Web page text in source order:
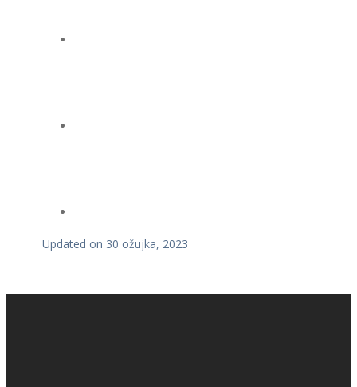
Updated on 30 ožujka, 2023